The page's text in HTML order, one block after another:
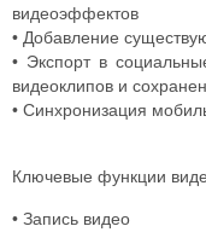
видеоэффектов
• Добавление
• Экспорт в
видеоклипов и
• Синхронизация
Ключевые функции
• Запись видео